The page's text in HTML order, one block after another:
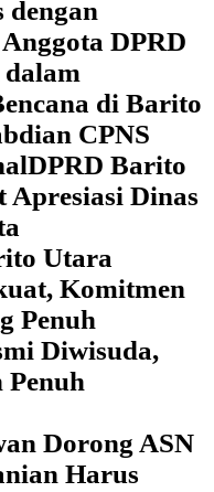
dengan
DPRD
di Barito
CPNS
DPRD Barito
Apresiasi Dinas
Utara
Komitmen
Penuh
Diwisuda,
Dorong ASN
Harus